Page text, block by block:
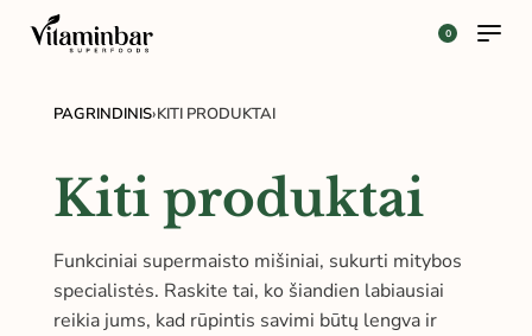
0
PAGRINDINIS›KITI PRODUKTAI
Kiti produktai
Funkciniai supermaisto mišiniai, sukurti mitybos
specialistės. Raskite tai, ko šiandien labiausiai
reikia jums, kad rūpintis savimi būtų lengva ir